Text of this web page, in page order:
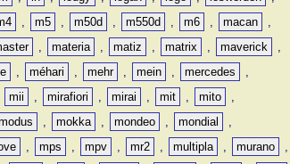
, m5 , m50d , m550d , m6 , macan
,
, materia , matiz , matrix , maverick
,
, méhari , mehr , mein , mercedes
,
mii , mirafiori , mirai , mit , mito
,
, mokka , mondeo , mondial
,
, mps , mpv , mr2 , multipla , murano
,